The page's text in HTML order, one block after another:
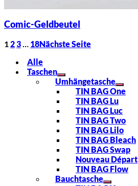
Comic-Geldbeutel
123… 18Nächste Seite
Alle
Taschen
Umhängetasche
TIN BAG One
TIN BAG Lu
TIN BAG Luc
TIN BAG Two
TIN BAG Lilo
TIN BAG Bleach
TIN BAG Swap
Nouveau Départ
TIN BAG Flow
Bauchtasche